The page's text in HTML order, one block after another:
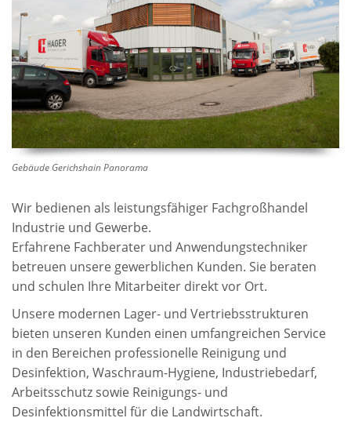
Gebäude Gerichshain Panorama
Wir bedienen als leistungsfähiger Fachgroßhandel
Industrie und Gewerbe.
Erfahrene Fachberater und Anwendungstechniker
betreuen unsere gewerblichen Kunden. Sie beraten
und schulen Ihre Mitarbeiter direkt vor Ort.
Unsere modernen Lager- und Vertriebsstrukturen
bieten unseren Kunden einen umfangreichen Service
in den Bereichen professionelle Reinigung und
Desinfektion, Waschraum-Hygiene, Industriebedarf,
Arbeitsschutz sowie Reinigungs- und
Desinfektionsmittel für die Landwirtschaft.